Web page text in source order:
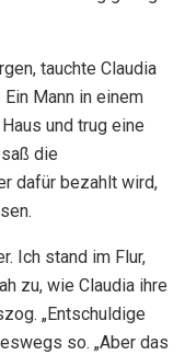
tauchte Claudia
Mann in einem
und trug eine
die
dafür bezahlt wird,
Ich stand im Flur,
zu, wie Claudia ihre
„Entschuldige
so. „Aber das